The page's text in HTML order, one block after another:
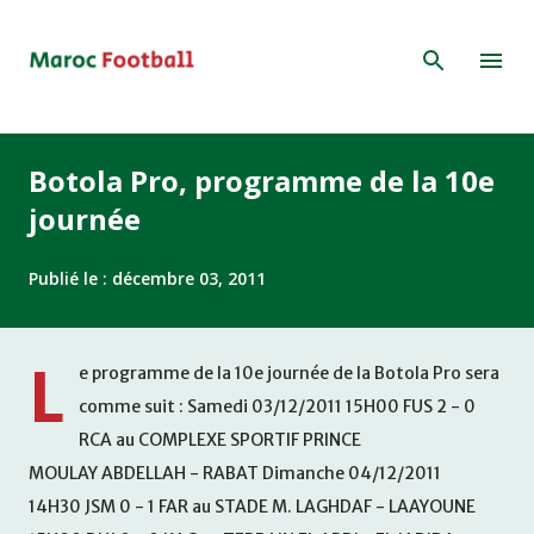
Botola Pro, programme de la 10e
journée
Publié le : décembre 03, 2011
L
e programme de la 10e journée de la Botola Pro sera
comme suit : Samedi 03/12/2011 15H00 FUS 2 - 0
RCA au COMPLEXE SPORTIF PRINCE
MOULAY ABDELLAH - RABAT Dimanche 04/12/2011
14H30 JSM 0 - 1 FAR au STADE M. LAGHDAF - LAAYOUNE